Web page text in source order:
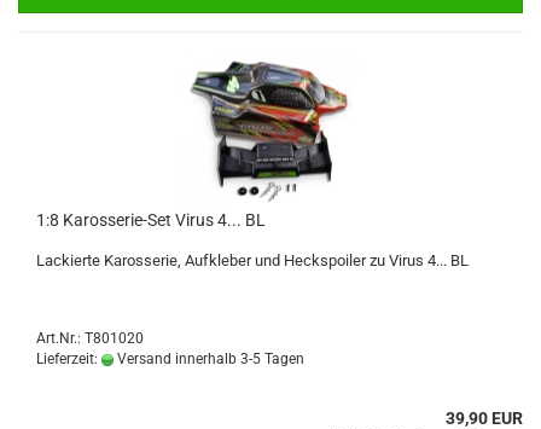
1:8 Karosserie-Set Virus 4... BL
Lackierte Karosserie, Aufkleber und Heckspoiler zu Virus 4... BL
Art.Nr.: T801020
Lieferzeit:
Versand innerhalb 3-5 Tagen
39,90 EUR